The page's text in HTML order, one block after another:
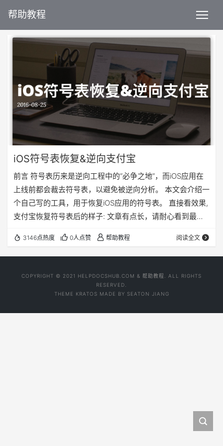
帮助教程
iOS符号表恢复&逆向支付宝
前言 符号表历来是逆向工程中的“必争之地”，而iOS应用在
上线前都会裁去符号表，以避免被逆向分析。 本文会介绍一
个自己写的工具，用于恢复iOS应用的符号表。 直接看效果,
支付宝恢复符号表后的样子: 文章有点长，请耐心看到最
器的动态分析是必不可少的，而 Xcode + lldb 确实是非常好
的调试利器, 比如我们在Xcode里可以很方便的查看调用堆
过程。 实际上，如果我们不恢复符号表的话，你看到的…
3146点热度 0人点赞 帮助教程 阅读全文
COPYRIGHT © 2021 HELPDOCSHUB.COM & 帮助教程. ALL RIGHTS
RESERVED.
THEME KRATOS MADE BY SEATON JIANG